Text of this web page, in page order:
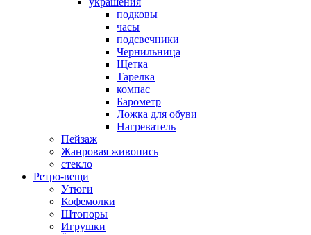
подковы
часы
подсвечники
Чернильница
Щетка
Тарелка
компас
Барометр
Ложка для обуви
Нагреватель
Пейзаж
Жанровая живопись
стекло
Ретро-вещи
Утюги
Кофемолки
Штопоры
Игрушки